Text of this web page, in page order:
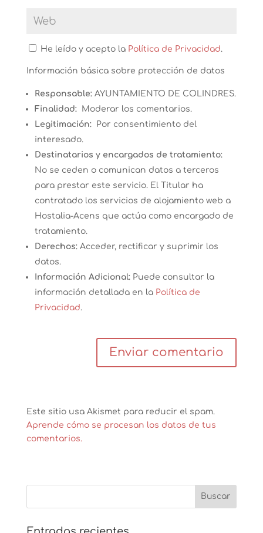
He leído y acepto la Política de Privacidad.
Información básica sobre protección de datos
Responsable: AYUNTAMIENTO DE COLINDRES.
Finalidad: Moderar los comentarios.
Legitimación: Por consentimiento del
interesado.
Destinatarios y encargados de tratamiento:
No se ceden o comunican datos a terceros
para prestar este servicio. El Titular ha
contratado los servicios de alojamiento web a
Hostalia-Acens que actúa como encargado de
tratamiento.
Derechos: Acceder, rectificar y suprimir los
datos.
Información Adicional: Puede consultar la
información detallada en la Política de
Privacidad.
Este sitio usa Akismet para reducir el spam.
Aprende cómo se procesan los datos de tus
comentarios.